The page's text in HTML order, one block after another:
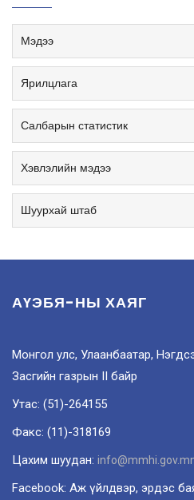
Мэдээ
Ярилцлага
Салбарын статистик
Хэвлэлийн мэдээ
Шуурхай штаб
АҮЭБЯ-НЫ ХАЯГ
Монгол улс, Улаанбаатар,
Засгийн газрын II байр
Утас: (51)-264155
Факс: (11)-318169
Цахим шуудан:
Facebook: Аж үйлдвэр, эрдэс